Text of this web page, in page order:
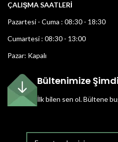
ÇALIŞMA SAATLERİ
Pazartesi - Cuma : 08:30 - 18:30
Cumartesi : 08:30 - 13:00
Pazar: Kapalı
Bültenimize Şimdi
İlk bilen sen ol.Bültene